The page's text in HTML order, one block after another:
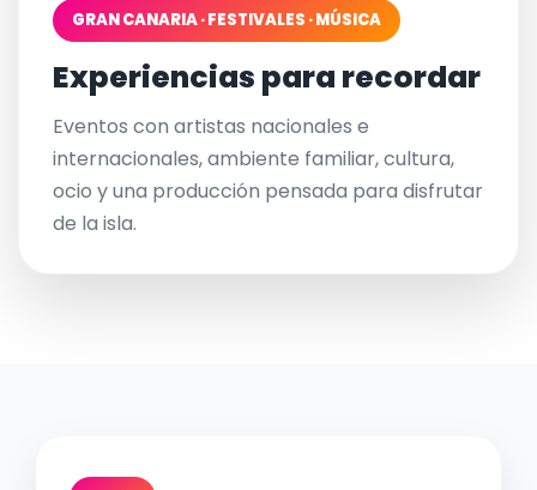
GRAN CANARIA · FESTIVALES · MÚSICA
Experiencias para recordar
Eventos con artistas nacionales e
internacionales, ambiente familiar, cultura,
ocio y una producción pensada para disfrutar
de la isla.